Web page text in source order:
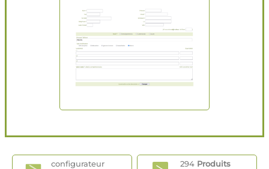
configurateur
294 Produits